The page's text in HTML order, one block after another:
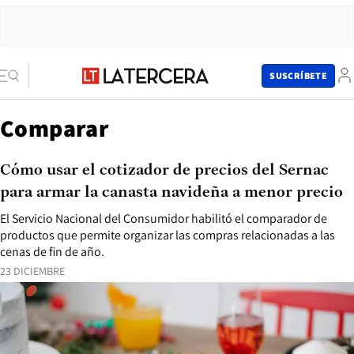
SUSCRÍBETE
Comparar
23 DICIEMBRE
El Servicio Nacional del Consumidor habilitó el comparador de
productos que permite organizar las compras relacionadas a las
cenas de fin de año.
Cómo usar el cotizador de precios del Sernac
para armar la canasta navideña a menor precio